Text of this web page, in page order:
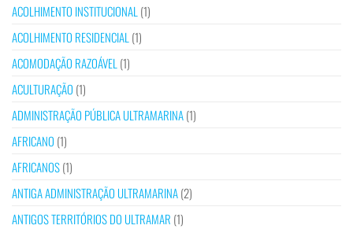
ACOLHIMENTO INSTITUCIONAL (1)
ACOLHIMENTO RESIDENCIAL (1)
ACOMODAÇÃO RAZOÁVEL (1)
ACULTURAÇÃO (1)
ADMINISTRAÇÃO PÚBLICA ULTRAMARINA(1)
AFRICANO (1)
AFRICANOS(1)
ANTIGA ADMINISTRAÇÃO ULTRAMARINA(2)
ANTIGOS TERRITÓRIOS DO ULTRAMAR (1)